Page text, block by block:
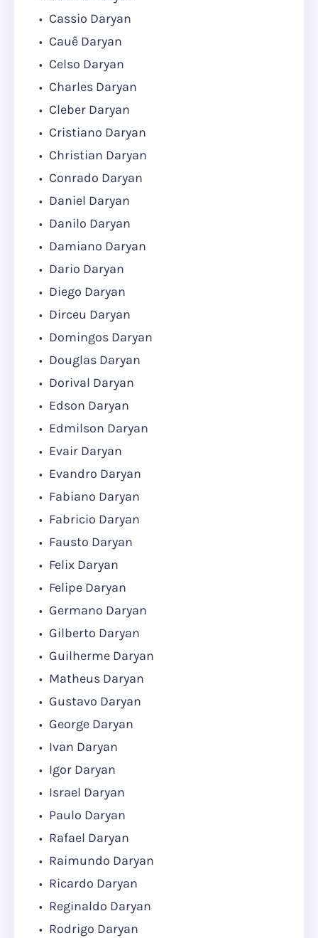
Cassio Daryan
Cauê Daryan
Celso Daryan
Charles Daryan
Cleber Daryan
Cristiano Daryan
Christian Daryan
Conrado Daryan
Daniel Daryan
Danilo Daryan
Damiano Daryan
Dario Daryan
Diego Daryan
Dirceu Daryan
Domingos Daryan
Douglas Daryan
Dorival Daryan
Edson Daryan
Edmilson Daryan
Evair Daryan
Evandro Daryan
Fabiano Daryan
Fabricio Daryan
Fausto Daryan
Felix Daryan
Felipe Daryan
Germano Daryan
Gilberto Daryan
Guilherme Daryan
Matheus Daryan
Gustavo Daryan
George Daryan
Ivan Daryan
Igor Daryan
Israel Daryan
Paulo Daryan
Rafael Daryan
Raimundo Daryan
Ricardo Daryan
Reginaldo Daryan
Rodrigo Daryan